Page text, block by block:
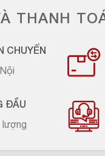
THANH
CHUYỂN
ĐẦU
lượng